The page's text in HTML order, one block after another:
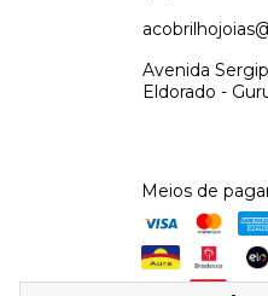
Avenida
Eldorado -
Meios de